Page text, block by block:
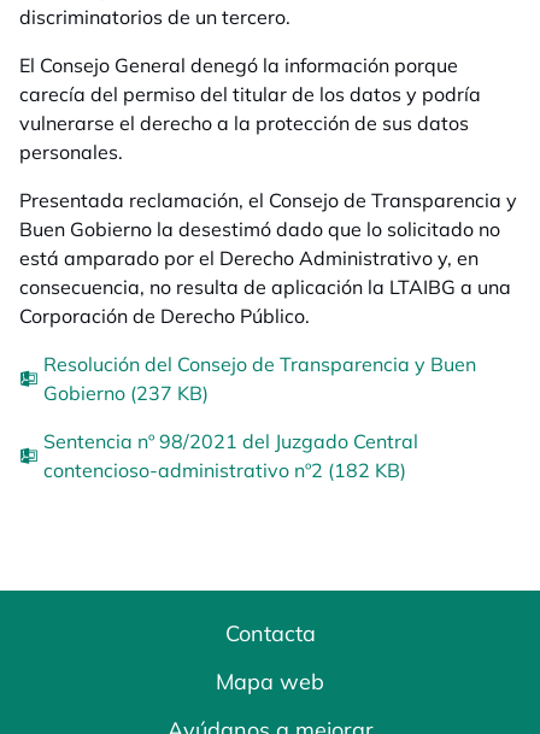
discriminatorios de un tercero.
El Consejo General denegó la información porque
carecía del permiso del titular de los datos y podría
vulnerarse el derecho a la protección de sus datos
personales.
Presentada reclamación, el Consejo de Transparencia y
Buen Gobierno la desestimó dado que lo solicitado no
está amparado por el Derecho Administrativo y, en
consecuencia, no resulta de aplicación la LTAIBG a una
Corporación de Derecho Público.
Resolución del Consejo de Transparencia y Buen
Gobierno (237 KB)
Sentencia nº 98/2021 del Juzgado Central
contencioso-administrativo nº2 (182 KB)
Contacta
Mapa web